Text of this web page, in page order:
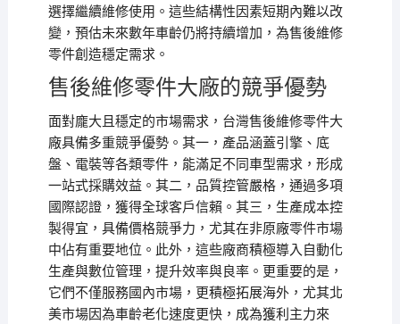
選擇繼續維修使用。這些結構性因素短期內難以改
變，預估未來數年車齡仍將持續增加，為售後維修
零件創造穩定需求。
售後維修零件大廠的競爭優勢
面對龐大且穩定的市場需求，台灣售後維修零件大
廠具備多重競爭優勢。其一，產品涵蓋引擎、底
盤、電裝等各類零件，能滿足不同車型需求，形成
一站式採購效益。其二，品質控管嚴格，通過多項
國際認證，獲得全球客戶信賴。其三，生產成本控
製得宜，具備價格競爭力，尤其在非原廠零件市場
中佔有重要地位。此外，這些廠商積極導入自動化
生產與數位管理，提升效率與良率。更重要的是，
它們不僅服務國內市場，更積極拓展海外，尤其北
美市場因為車齡老化速度更快，成為獲利主力來